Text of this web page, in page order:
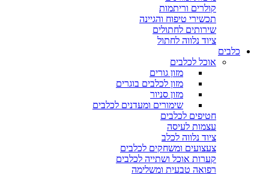
קולרים וריתמות
תכשירי טיפוח והגיינה
שירותים לחתולים
ציוד נלווה לחתול
כלבים
אוכל לכלבים
מזון גורים
מזון לכלבים בוגרים
מזון סניור
שימורים ומעדנים לכלבים
חטיפים לכלבים
עצמות לעיסה
ציוד נלווה לכלב
צעצועים ומשחקים לכלבים
קערות אוכל ושתייה לכלבים
רפואה טבעית ומשלימה